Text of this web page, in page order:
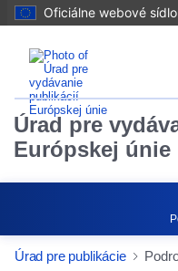
Oficiálne webové sídlo
Úrad pre
Európskej únie
Úrad pre publikácie